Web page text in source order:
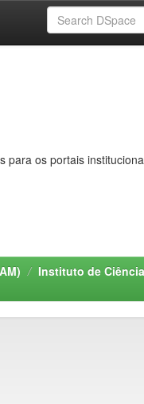
para os portais
Instituto de